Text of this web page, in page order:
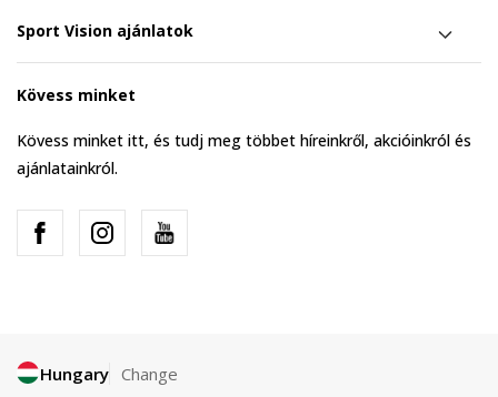
Sport Vision ajánlatok
Kövess minket
Kövess minket itt, és tudj meg többet híreinkről, akcióinkról és
ajánlatainkról.
Hungary Change